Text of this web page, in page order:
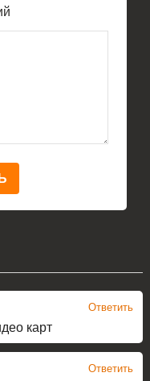
Ответить
карт
Ответить